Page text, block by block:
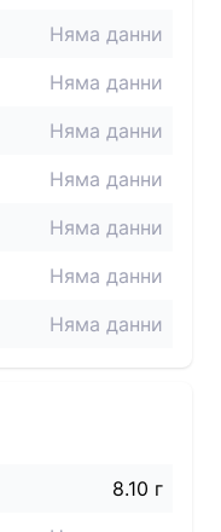
Няма данни
Няма данни
Няма данни
Няма данни
Няма данни
Няма данни
Няма данни
8.10 г